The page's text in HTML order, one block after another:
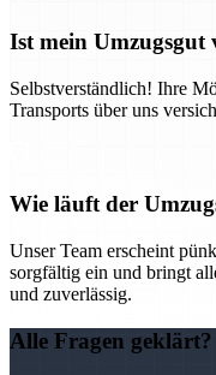
Ist mein Umzugsgut
Selbstverständlich! Ihre
Transports über uns
Wie läuft der
Unser Team erscheint
sorgfältig ein und bringt
und zuverlässig.
Alle Fragen geklärt?